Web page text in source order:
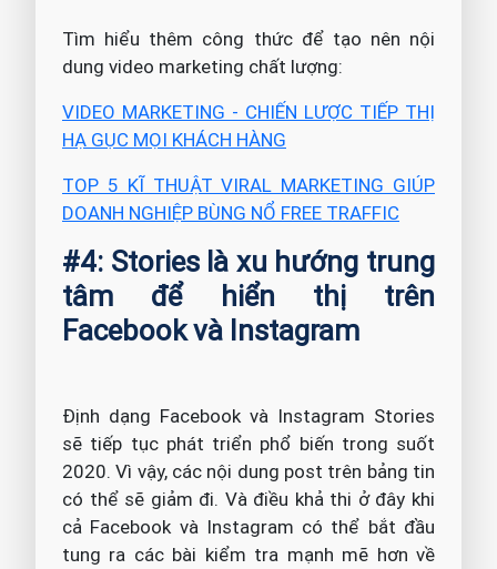
Tìm hiểu thêm công thức để tạo nên nội
dung video marketing chất lượng:
VIDEO MARKETING - CHIẾN LƯỢC TIẾP THỊ
HẠ GỤC MỌI KHÁCH HÀNG
TOP 5 KĨ THUẬT VIRAL MARKETING GIÚP
DOANH NGHIỆP BÙNG NỔ FREE TRAFFIC
#4: Stories là xu hướng trung
tâm để hiển thị trên
Facebook và Instagram
Định dạng Facebook và Instagram Stories
sẽ tiếp tục phát triển phổ biến trong suốt
2020. Vì vậy, các nội dung post trên bảng tin
có thể sẽ giảm đi. Và điều khả thi ở đây khi
cả Facebook và Instagram có thể bắt đầu
tung ra các bài kiểm tra mạnh mẽ hơn về